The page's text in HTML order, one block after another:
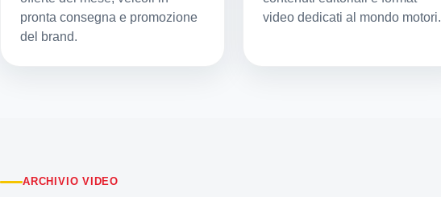
pronta consegna e promozione
del brand.
video dedicati al mondo motori.
ARCHIVIO VIDEO